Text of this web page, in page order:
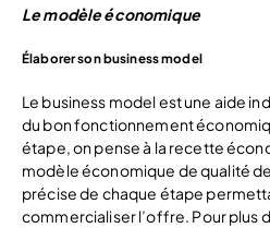
Le modèle
Élaborer son business model
Le business model est une aide
du bon fonctionnement
étape, on pense à la recette
modèle économique de qualité
précise de chaque étape
commercialiser l’offre. Pour plus